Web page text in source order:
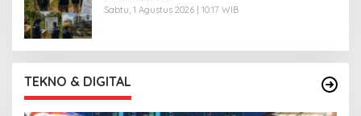
Sabtu, 1 Agustus 2026 | 10:17 WIB
TEKNO & DIGITAL